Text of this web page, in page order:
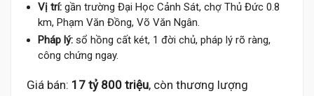
Vị trí: gần trường Đại Học Cảnh Sát, chợ Thủ Đức 0.8
km, Phạm Văn Đồng, Võ Văn Ngân.
Pháp lý: sổ hồng cất két, 1 đời chủ, pháp lý rõ ràng,
công chứng ngay.
Giá bán: 17 tỷ 800 triệu, còn thương lượng